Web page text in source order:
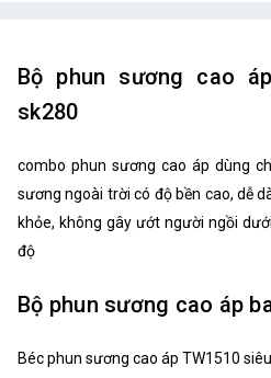
Bộ phun sương cao
sk280
combo phun sương cao áp dùng
sương ngoài trời có độ bền cao, dễ
khỏe, không gây ướt người ngồi
độ
Bộ phun sương cao áp
Béc phun sương cao áp TW1510